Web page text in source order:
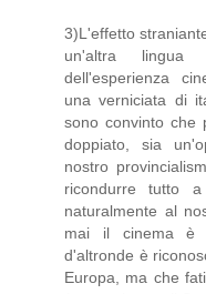
3)L'effetto
un'altra lingua
dell'esperienza
una verniciata di
sono convinto che
doppiato, sia
nostro
ricondurre tutto
naturalmente al
mai il cinema è
d'altronde è
Europa, ma che